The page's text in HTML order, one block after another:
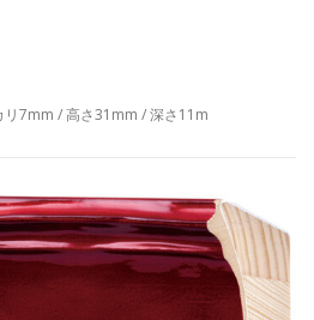
7mm / 高さ31mm / 深さ11m